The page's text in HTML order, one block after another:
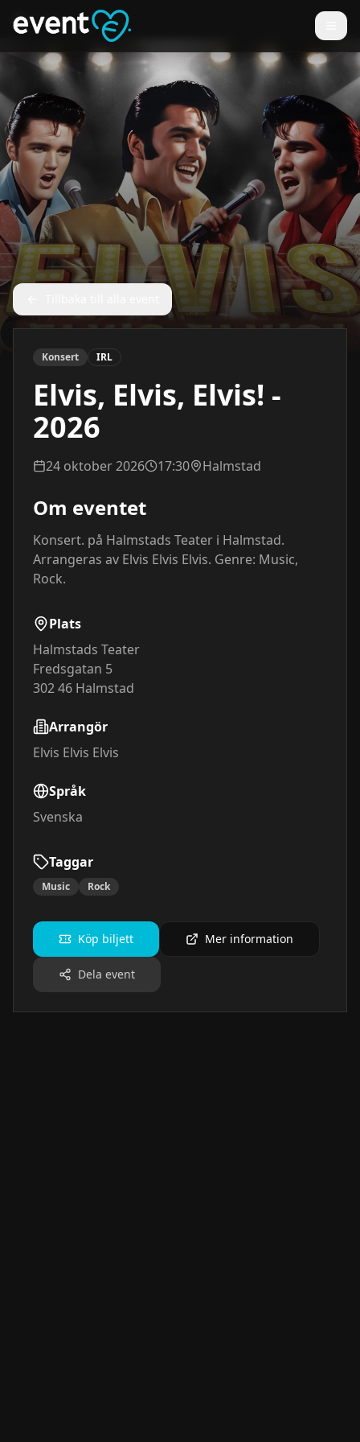
Konsert IRL
Elvis, Elvis, Elvis! -
2026
24 oktober 2026 17:30 Halmstad
Om eventet
Konsert. på Halmstads Teater i Halmstad.
Arrangeras av Elvis Elvis Elvis. Genre: Music,
Rock.
Plats
Halmstads Teater
Fredsgatan 5
302 46 Halmstad
Arrangör
Elvis Elvis Elvis
Språk
Svenska
Taggar
Music Rock
Köp biljett Mer information
Dela event